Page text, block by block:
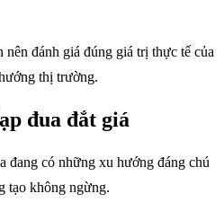
đánh giá đúng giá trị thực tế của
thị trường.
đua đắt giá
đang có những xu hướng đáng chú
tạo không ngừng.